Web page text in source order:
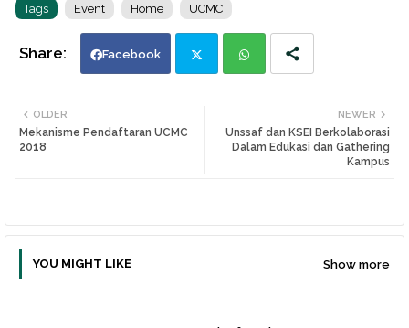
Tags Event Home UCMC
Facebook
ats
NEWER
Unssaf dan KSEI Berkolaborasi
Dalam Edukasi dan Gathering
Kampus
OLDER
Mekanisme Pendaftaran UCMC
2018
YOU MIGHT LIKE Show more